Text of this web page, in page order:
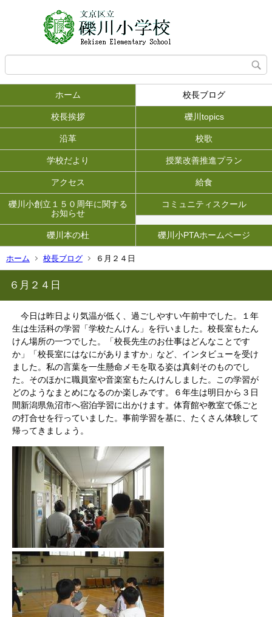
ホーム 校長ブログ
校長挨拶 礫川topics
沿革 校歌
学校だより 授業改善推進プラン
アクセス 給食
礫川小創立１５０周年に関する
お知らせ
コミュニティスクール
礫川本の杜 礫川小PTAホームページ
ホーム 校長ブログ ６月２４日
６月２４日
今日は昨日より気温が低く、過ごしやすい午前中でした。１年
生は生活科の学習「学校たんけん」を行いました。校長室もたん
けん場所の一つでした。「校長先生のお仕事はどんなことです
か」「校長室にはなにがありますか」など、インタビューを受け
ました。私の言葉を一生懸命メモを取る姿は真剣そのものでし
た。そのほかに職員室や音楽室もたんけんしました。この学習が
どのようなまとめになるのか楽しみです。６年生は明日から３日
間新潟県魚沼市へ宿泊学習に出かけます。体育館や教室で係ごと
の打合せを行っていました。事前学習を基に、たくさん体験して
帰ってきましょう。